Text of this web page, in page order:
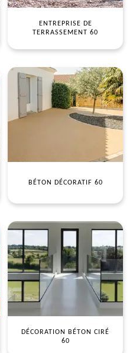
ENTREPRISE DE
TERRASSEMENT 60
BÉTON DÉCORATIF 60
DÉCORATION BÉTON CIRÉ
60